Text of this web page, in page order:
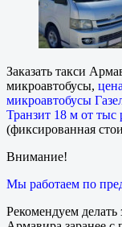
Заказать такси
микроавтобусы,
микроавтобусы
Транзит 18 м от тыс
(фиксированная
Внимание!
Мы работаем по
Рекомендуем